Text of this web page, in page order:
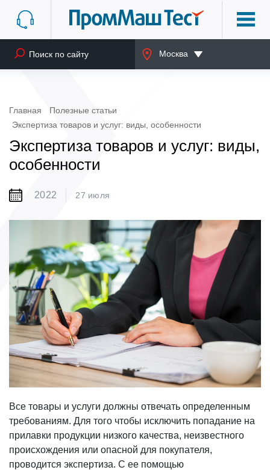
Москва
Главная
Полезные статьи
Экспертиза товаров и услуг: виды, особенности
Экспертиза товаров и услуг: виды,
особенности
2022 27 июля
Все товары и услуги должны отвечать определенным
требованиям. Для того чтобы исключить попадание на
прилавки продукции низкого качества, неизвестного
происхождения или опасной для покупателя,
проводится экспертиза. С ее помощью